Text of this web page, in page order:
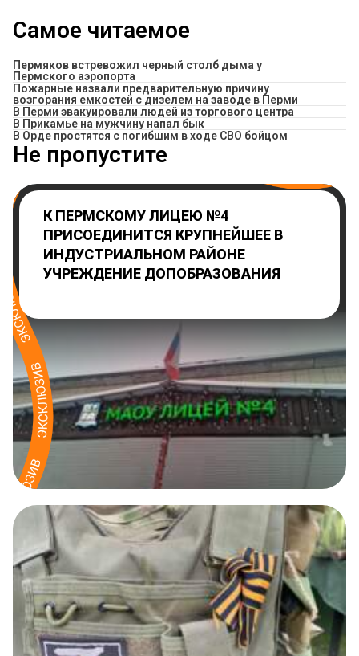
Самое читаемое
Пермяков встревожил черный столб дыма у
Пермского аэропорта
Пожарные назвали предварительную причину
возгорания емкостей с дизелем на заводе в Перми
В Перми эвакуировали людей из торгового центра
​В Прикамье на мужчину напал бык
В Орде простятся с погибшим в ходе СВО бойцом
Не пропустите
К ПЕРМСКОМУ ЛИЦЕЮ №4
ПРИСОЕДИНИТСЯ КРУПНЕЙШЕЕ В
ИНДУСТРИАЛЬНОМ РАЙОНЕ
УЧРЕЖДЕНИЕ ДОПОБРАЗОВАНИЯ